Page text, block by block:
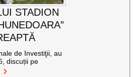
STADION
de Investiţii, au
discuții pe